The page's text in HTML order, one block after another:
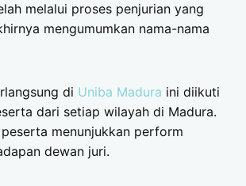
melalui proses penjurian yang
mengumumkan nama-nama
di Uniba Madura ini diikuti
dari setiap wilayah di Madura.
menunjukkan perform
dewan juri.